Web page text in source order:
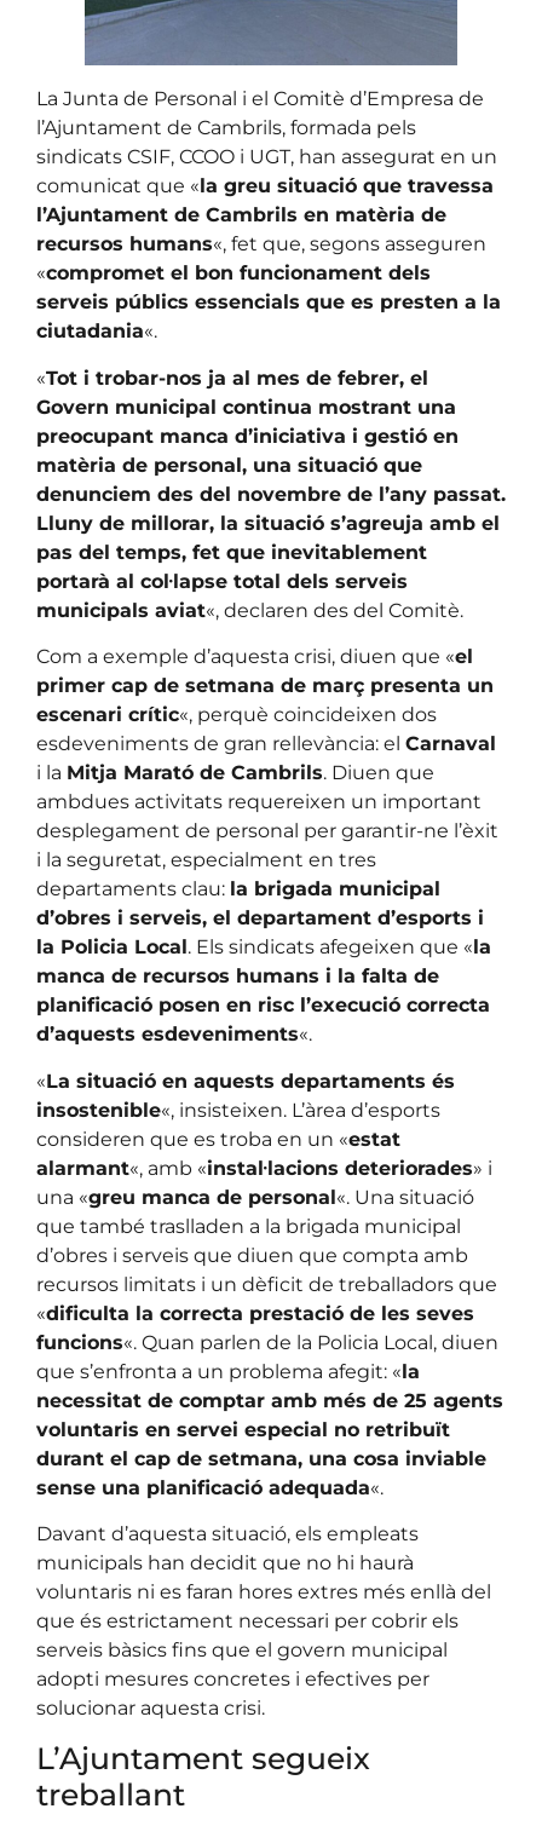
La Junta de Personal i el Comitè d’Empresa de
l’Ajuntament de Cambrils, formada pels
sindicats CSIF, CCOO i UGT, han assegurat en un
comunicat que «la greu situació que travessa
l’Ajuntament de Cambrils en matèria de
recursos humans«, fet que, segons asseguren
«compromet el bon funcionament dels
serveis públics essencials que es presten a la
ciutadania«.
«Tot i trobar-nos ja al mes de febrer, el
Govern municipal continua mostrant una
preocupant manca d’iniciativa i gestió en
matèria de personal, una situació que
denunciem des del novembre de l’any passat.
Lluny de millorar, la situació s’agreuja amb el
pas del temps, fet que inevitablement
portarà al col·lapse total dels serveis
municipals aviat«, declaren des del Comitè.
Com a exemple d’aquesta crisi, diuen que «el
primer cap de setmana de març presenta un
escenari crític«, perquè coincideixen dos
esdeveniments de gran rellevància: el Carnaval
i la Mitja Marató de Cambrils. Diuen que
ambdues activitats requereixen un important
desplegament de personal per garantir-ne l’èxit
i la seguretat, especialment en tres
departaments clau: la brigada municipal
d’obres i serveis, el departament d’esports i
la Policia Local. Els sindicats afegeixen que «la
manca de recursos humans i la falta de
planificació posen en risc l’execució correcta
d’aquests esdeveniments«.
«La situació en aquests departaments és
insostenible«, insisteixen. L’àrea d’esports
consideren que es troba en un «estat
alarmant«, amb «instal·lacions deteriorades» i
una «greu manca de personal«. Una situació
que també traslladen a la brigada municipal
d’obres i serveis que diuen que compta amb
recursos limitats i un dèficit de treballadors que
«dificulta la correcta prestació de les seves
funcions«. Quan parlen de la Policia Local, diuen
que s’enfronta a un problema afegit: «la
necessitat de comptar amb més de 25 agents
voluntaris en servei especial no retribuït
durant el cap de setmana, una cosa inviable
sense una planificació adequada«.
Davant d’aquesta situació, els empleats
municipals han decidit que no hi haurà
voluntaris ni es faran hores extres més enllà del
que és estrictament necessari per cobrir els
serveis bàsics fins que el govern municipal
adopti mesures concretes i efectives per
solucionar aquesta crisi.
L’Ajuntament segueix
treballant